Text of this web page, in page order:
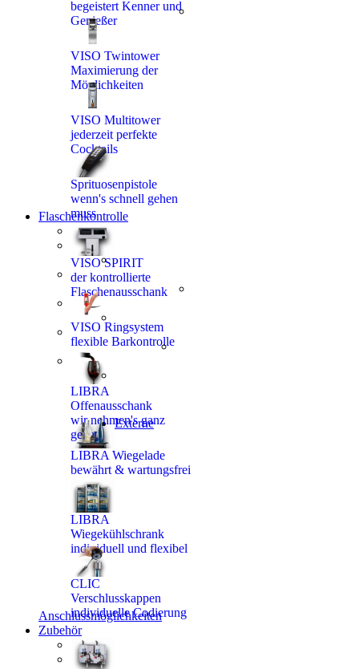
begeistert Kenner und
Genießer
VISO Twintower
Maximierung der
Möglichkeiten
VISO Multitower
jederzeit perfekte
Cocktails
Sprituosenpistole
wenn's schnell gehen
muss
Flaschenkontrolle
VISO SPIRIT
der kontrollierte
Flaschenausschank
VISO Ringsystem
flexible Barkontrolle
LIBRA
Offenausschank
wir nehmen's ganz
genau
LIBRA Wiegelade
bewährt & wartungsfrei
LIBRA
Wiegekühlschrank
individuell und flexibel
CLIC
Verschlusskappen
individuelle Codierung
Externe
Anschlussmöglichkeiten
Zubehör